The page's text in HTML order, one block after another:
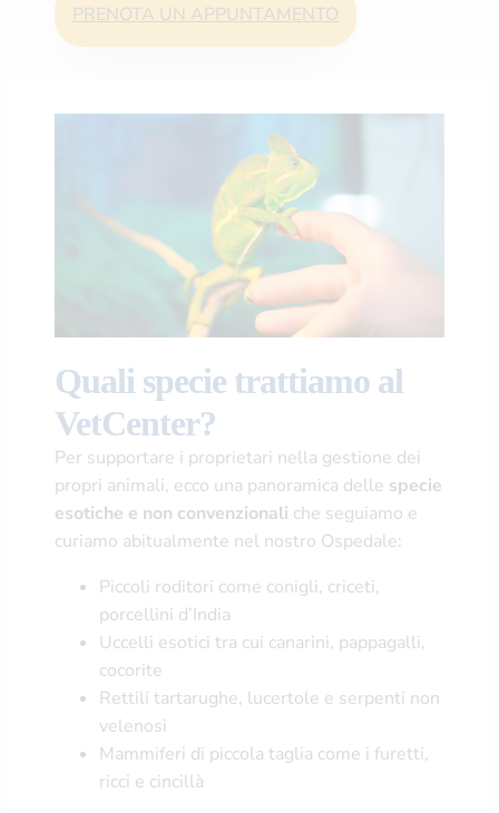
PRENOTA UN APPUNTAMENTO
Quali specie trattiamo al
VetCenter?
Per supportare i proprietari nella gestione dei
propri animali, ecco una panoramica delle specie
esotiche e non convenzionali che seguiamo e
curiamo abitualmente nel nostro Ospedale:
Piccoli roditori come conigli, criceti,
porcellini d’India
Uccelli esotici tra cui canarini, pappagalli,
cocorite
Rettili tartarughe, lucertole e serpenti non
velenosi
Mammiferi di piccola taglia come i furetti,
ricci e cincillà